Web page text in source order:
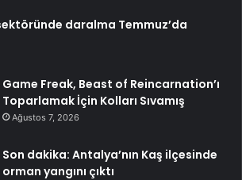
daralma Temmuz’da
Game Freak, Beast of Reincarnation’ı
Toparlamak İçin Kolları Sıvamış
Ağustos 7, 2026
Son dakika: Antalya’nın Kaş ilçesinde
orman yangını çıktı